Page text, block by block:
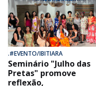
.#EVENTO/IBITIARA
Seminário "Julho das
Pretas" promove
reflexão,